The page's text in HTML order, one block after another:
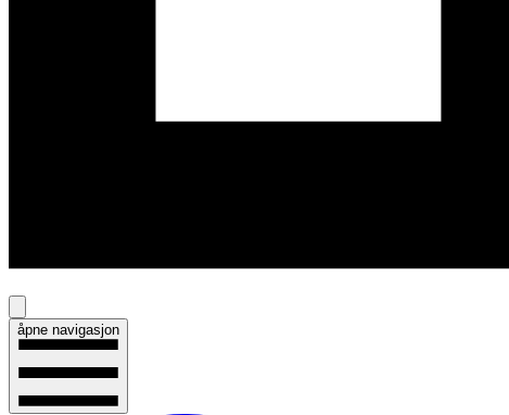
åpne navigasjon